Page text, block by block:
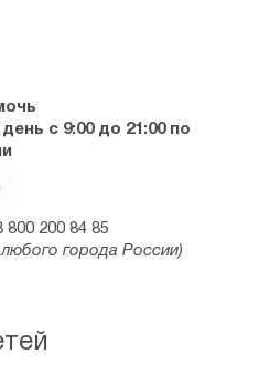
с 9:00 до 21:00 по
200 84 85
города России)